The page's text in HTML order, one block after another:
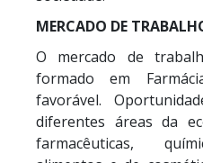
MERCADO DE
O mercado de
formado em
favorável.
diferentes áreas da
farmacêuticas,